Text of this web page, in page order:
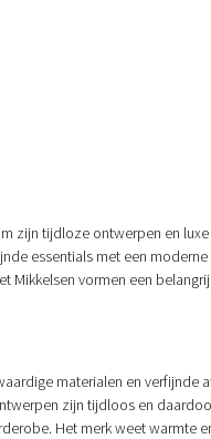
zijn tijdloze ontwerpen en
essentials met een
Mikkelsen vormen een
materialen en
zijn tijdloos en
Het merk weet warmte